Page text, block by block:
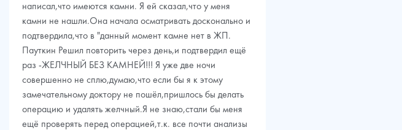
написал,что имеются камни. Я ей сказал,что у меня
камни не нашли.Она начала осматривать досконально и
подтвердила,что в "данный момент камне нет в ЖП.
Пауткин Решил повторить через день,и подтвердил ещё
раз -ЖЕЛЧНЫЙ БЕЗ КАМНЕЙ!!! Я уже две ночи
совершенно не сплю,думаю,что если бы я к этому
замечательному доктору не пошёл,пришлось бы делать
операцию и удалять желчный.Я не знаю,стали бы меня
ещё проверять перед операцией,т.к. все почти анализы